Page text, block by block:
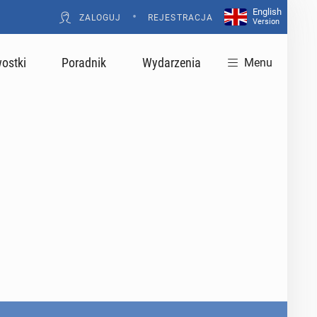
ZALOGUJ • REJESTRACJA
English
Version
Poradnik Wydarzenia Menu